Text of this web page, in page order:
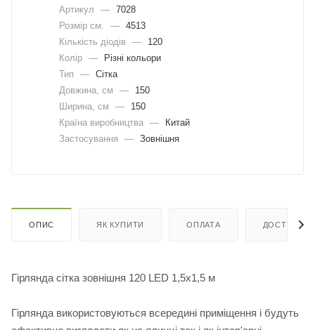
Артикул — 7028
Розмір см.
— 4513
Кількість діодів
—
120
Колір —
Різні кольори
Тип
— Сітка
Довжина, cм
—
150
Ширина, cм
—
150
Країна виробництва —
Китай
Застосування
— Зовнішня
ОПИС ЯК КУПИТИ ОПЛАТА ДОСТАВКА
Гірлянда сітка зовнішня 120 LED 1,5х1,5 м
Гірлянда використовуються всередині приміщення і будуть